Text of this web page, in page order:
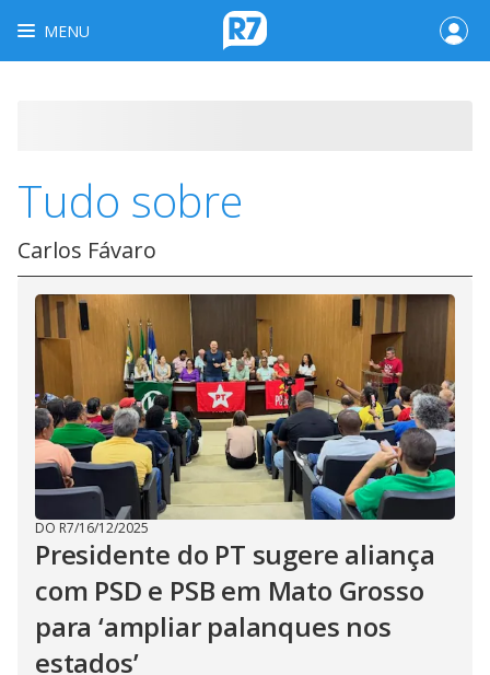
MENU
Tudo sobre
Carlos Fávaro
DO R7/16/12/2025
Presidente do PT sugere aliança
com PSD e PSB em Mato Grosso
para ‘ampliar palanques nos
estados’